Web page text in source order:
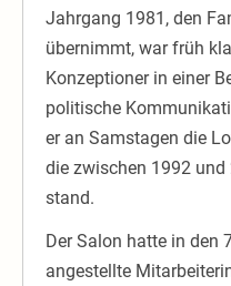
Jahrgang 1981, den
übernimmt, war früh
Konzeptioner in einer
politische
er an Samstagen die
die zwischen 1992
stand.
Der Salon hatte in den
angestellte